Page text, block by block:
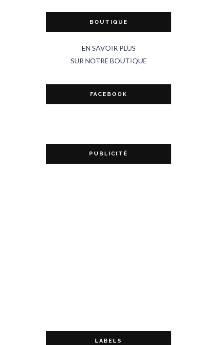
BOUTIQUE
EN SAVOIR PLUS
SUR NOTRE BOUTIQUE
FACEBOOK
PUBLICITÉ
LABELS